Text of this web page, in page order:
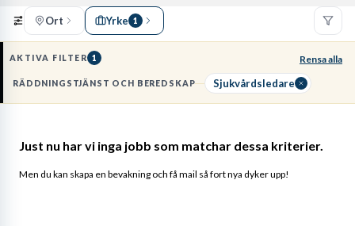
Ort Yrke 1
AKTIVA FILTER 1 Rensa alla
RÄDDNINGSTJÄNST OCH BEREDSKAP Sjukvårdsledare
Just nu har vi inga jobb som matchar dessa kriterier.
Men du kan skapa en bevakning och få mail så fort nya dyker upp!